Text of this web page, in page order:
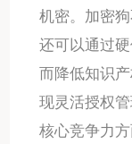
机密。加密
还可以通过
而降低知识
现灵活授权
核心竞争力